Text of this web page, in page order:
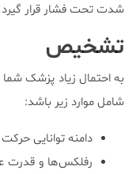
شدت تحت فشار قرار
تشخیص
به احتمال زیاد پزشک
شامل موارد زیر باشد:
دامنه توانایی
رفلکس‌ها و قدرت